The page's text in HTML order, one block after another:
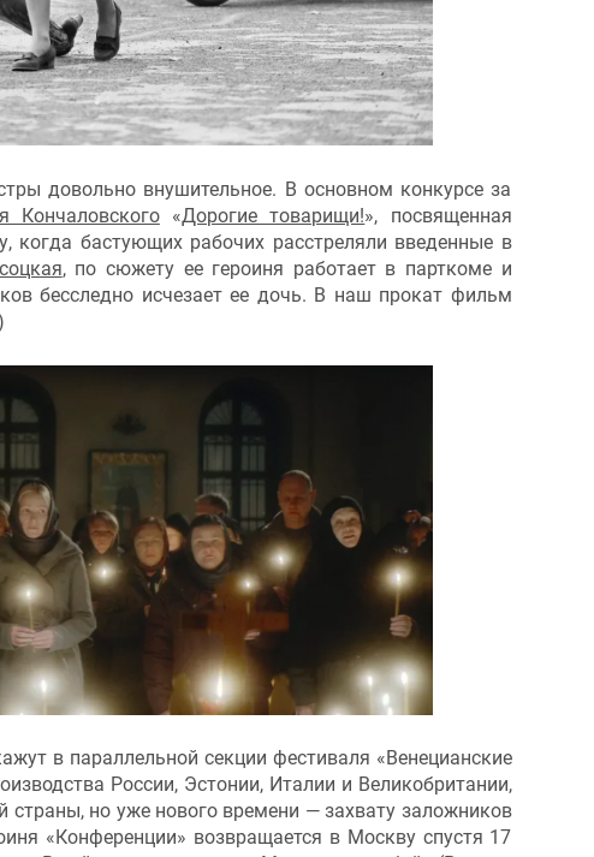
довольно внушительное. В основном конкурсе за
Кончаловского«Дорогие товарищи!», посвященная
когда бастующих рабочих расстреляли введенные в
, по сюжету ее героиня работает в парткоме и
бесследно исчезает ее дочь. В наш прокат фильм
в параллельной секции фестиваля «Венецианские
России, Эстонии, Италии и Великобритании,
страны, но уже нового времени — захвату заложников
«Конференции» возвращается в Москву спустя 17